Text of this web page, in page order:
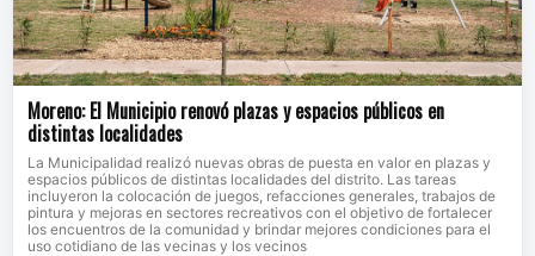
Moreno: El Municipio renovó plazas y espacios públicos en
distintas localidades
La Municipalidad realizó nuevas obras de puesta en valor en plazas y
espacios públicos de distintas localidades del distrito. Las tareas
incluyeron la colocación de juegos, refacciones generales, trabajos de
pintura y mejoras en sectores recreativos con el objetivo de fortalecer
los encuentros de la comunidad y brindar mejores condiciones para el
uso cotidiano de las vecinas y los vecinos